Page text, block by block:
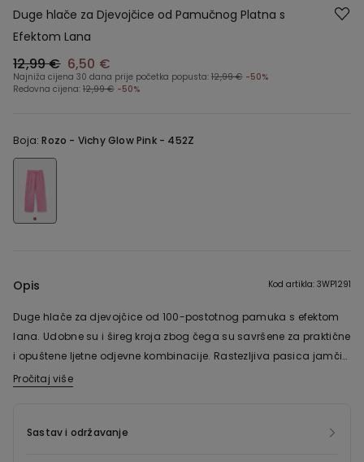
Duge hlače za Djevojčice od Pamučnog Platna s
Efektom Lana
12,99 € 6,50 €
Najniža cijena 30 dana prije početka popusta:12,99 € -50%
Redovna cijena:12,99 € -50%
Boja:Rozo - Vichy Glow Pink - 452Z
Opis Kod artikla: 3WP1291
Duge hlače za djevojčice od 100-postotnog pamuka s efektom
lana. Udobne su i šireg kroja zbog čega su savršene za praktične
i opuštene ljetne odjevne kombinacije. Rastezljiva pasica jamči
jednostavno i prilagodljivo pristajanje, a ravan kroj nogavica
Pročitaj više
Sastav i održavanje